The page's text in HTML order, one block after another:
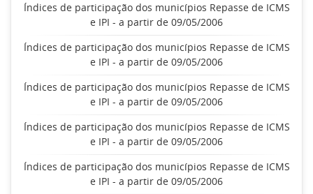
Índices de participação dos municípios Repasse de ICMS
e IPI - a partir de 09/05/2006
Índices de participação dos municípios Repasse de ICMS
e IPI - a partir de 09/05/2006
Índices de participação dos municípios Repasse de ICMS
e IPI - a partir de 09/05/2006
Índices de participação dos municípios Repasse de ICMS
e IPI - a partir de 09/05/2006
Índices de participação dos municípios Repasse de ICMS
e IPI - a partir de 09/05/2006